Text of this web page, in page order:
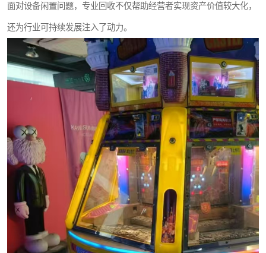
面对设备闲置问题，专业回收不仅帮助经营者实现资产价值较大化，
还为行业可持续发展注入了动力。